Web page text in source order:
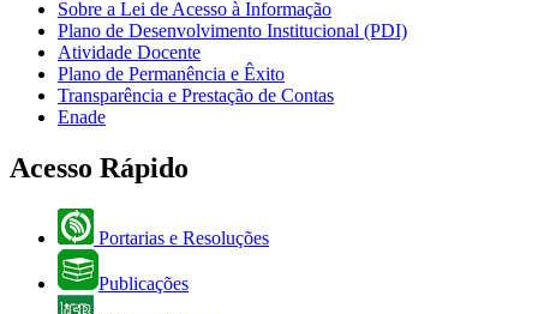
Sobre a Lei de Acesso à Informação
Plano de Desenvolvimento Institucional (PDI)
Atividade Docente
Plano de Permanência e Êxito
Transparência e Prestação de Contas
Enade
Acesso Rápido
Portarias e Resoluções
Publicações